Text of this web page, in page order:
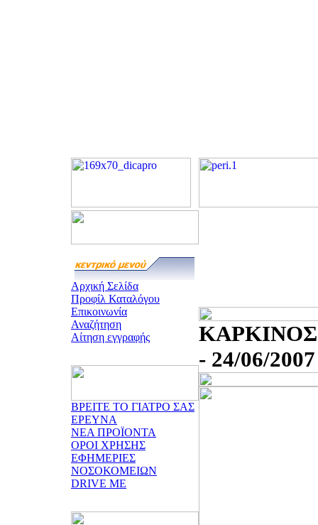
Αρχική Σελίδα
Προφίλ Καταλόγου
Επικοινωνία
Αναζήτηση
Αίτηση εγγραφής
ΒΡΕΙΤΕ ΤΟ ΓΙΑΤΡΟ ΣΑΣ
ΕΡΕΥΝΑ
ΝΕΑ ΠΡΟΪΟΝΤΑ
ΟΡΟΙ ΧΡΗΣΗΣ
ΕΦΗΜΕΡΙΕΣ
ΝΟΣΟΚΟΜΕΙΩΝ
DRIVE ME
- 24/06/2007